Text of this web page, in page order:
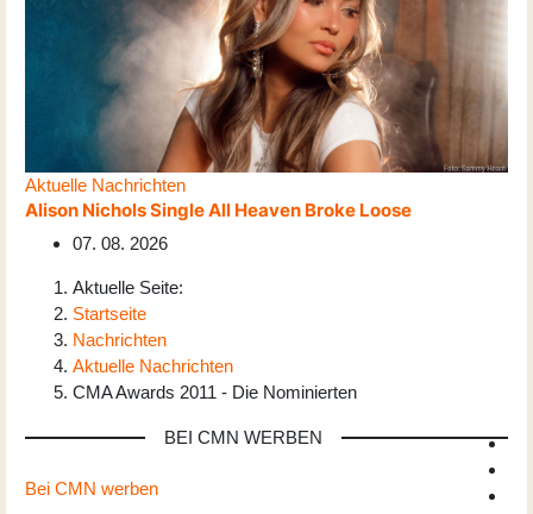
Aktuelle Nachrichten
Alison Nichols Single All Heaven Broke Loose
07. 08. 2026
Aktuelle Seite:
Startseite
Nachrichten
Aktuelle Nachrichten
CMA Awards 2011 - Die Nominierten
BEI CMN WERBEN
Bei CMN werben